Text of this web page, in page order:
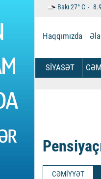
Bakı27°C 8.9
Haqqımızda
SİYASƏT
CƏMİYYƏT